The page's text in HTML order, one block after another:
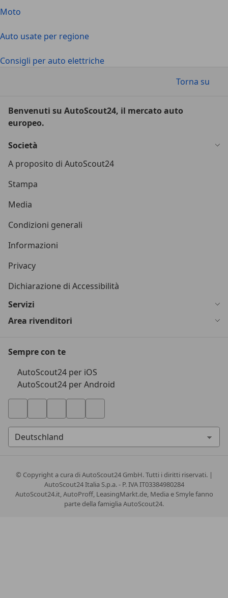
Moto
Auto usate per regione
Consigli per auto elettriche
Torna su
Benvenuti su AutoScout24, il mercato auto
europeo.
Società
A proposito di AutoScout24
Stampa
Media
Condizioni generali
Informazioni
Privacy
Dichiarazione di Accessibilità
Servizi
Area rivenditori
Sempre con te
AutoScout24 per iOS
AutoScout24 per Android
© Copyrighta cura di AutoScout24 GmbH. Tutti i diritti riservati. |
AutoScout24 Italia S.p.a. - P. IVA IT03384980284
AutoScout24.it, AutoProff, LeasingMarkt.de, Media e Smyle fanno
parte della famiglia AutoScout24.